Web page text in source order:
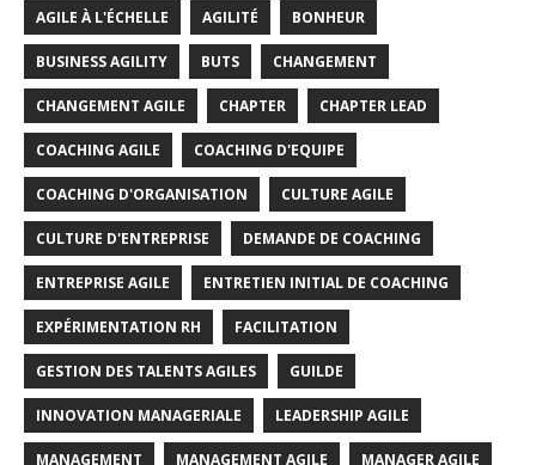
AGILE À L'ÉCHELLE AGILITÉ BONHEUR
BUSINESS AGILITY BUTS CHANGEMENT
CHANGEMENT AGILE CHAPTER CHAPTER LEAD
COACHING AGILE COACHING D'EQUIPE
COACHING D'ORGANISATION CULTURE AGILE
CULTURE D'ENTREPRISE DEMANDE DE COACHING
ENTREPRISE AGILE ENTRETIEN INITIAL DE COACHING
EXPÉRIMENTATION RH FACILITATION
GESTION DES TALENTS AGILES GUILDE
INNOVATION MANAGERIALE LEADERSHIP AGILE
MANAGEMENT MANAGEMENT AGILE MANAGER AGILE